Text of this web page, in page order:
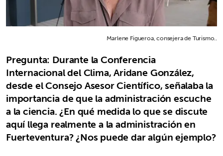
Marlene Figueroa, consejera de Turismo..
Pregunta: Durante la Conferencia
Internacional del Clima, Aridane González,
desde el Consejo Asesor Científico, señalaba la
importancia de que la administración escuche
a la ciencia. ¿En qué medida lo que se discute
aquí llega realmente a la administración en
Fuerteventura? ¿Nos puede dar algún ejemplo?